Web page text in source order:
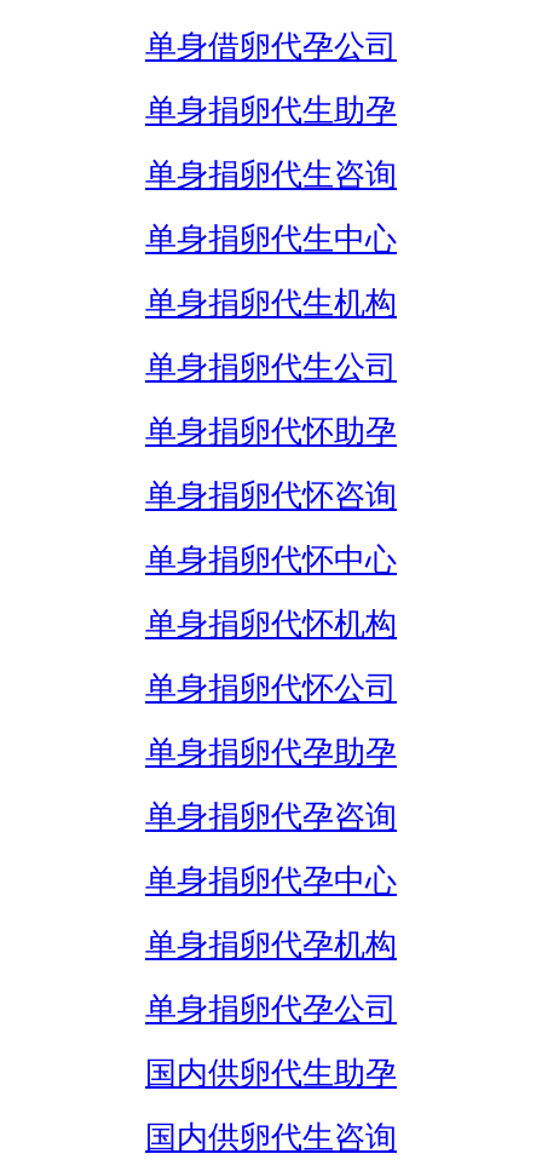
单身借卵代孕公司
单身捐卵代生助孕
单身捐卵代生咨询
单身捐卵代生中心
单身捐卵代生机构
单身捐卵代生公司
单身捐卵代怀助孕
单身捐卵代怀咨询
单身捐卵代怀中心
单身捐卵代怀机构
单身捐卵代怀公司
单身捐卵代孕助孕
单身捐卵代孕咨询
单身捐卵代孕中心
单身捐卵代孕机构
单身捐卵代孕公司
国内供卵代生助孕
国内供卵代生咨询